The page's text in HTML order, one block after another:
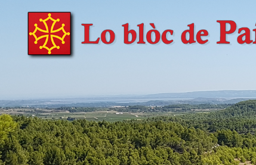
País Nòstre
Paratge e Convivència